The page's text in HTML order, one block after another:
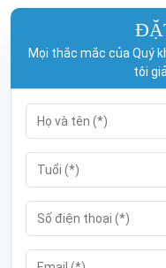
Mọi thắc mắc của Quý
tôi